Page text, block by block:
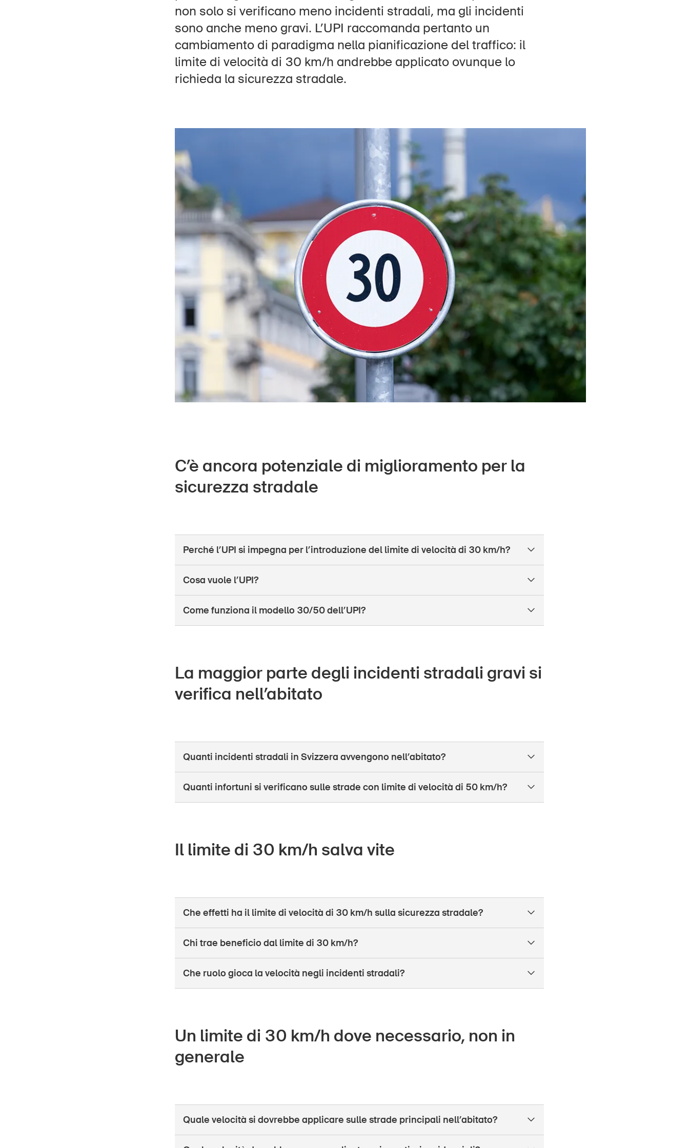
Contatto e consulenza
Home
non solo si verificano meno incidenti stradali, ma gli incidenti
sono anche meno gravi. L’UPI raccomanda pertanto un
cambiamento di paradigma nella pianificazione del traffico: il
limite di velocità di 30 km/h andrebbe applicato ovunque lo
richieda la sicurezza stradale.
C’è ancora potenziale di miglioramento per la
sicurezza stradale
Perché l’UPI si impegna per l’introduzione del limite di velocità di 30 km/h?
Cosa vuole l’UPI?
Come funziona il modello 30/50 dell’UPI?
La maggior parte degli incidenti stradali gravi si
verifica nell’abitato
Quanti incidenti stradali in Svizzera avvengono nell’abitato?
Quanti infortuni si verificano sulle strade con limite di velocità di 50 km/h?
Il limite di 30 km/h salva vite
Che effetti ha il limite di velocità di 30 km/h sulla sicurezza stradale?
Chi trae beneficio dal limite di 30 km/h?
Che ruolo gioca la velocità negli incidenti stradali?
Un limite di 30 km/h dove necessario, non in
generale
Quale velocità si dovrebbe applicare sulle strade principali nell’abitato?